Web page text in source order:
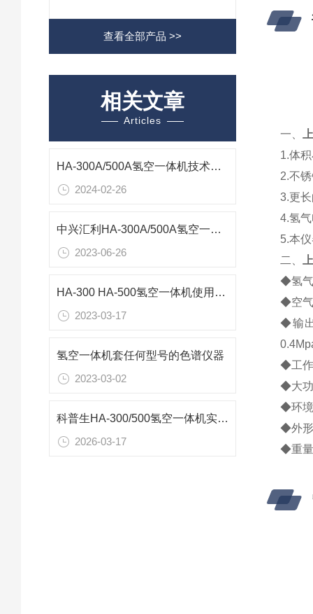
查看全部产品 >>
相关文章
Articles
HA-300A/500A氢空一体机技术参数产品特点
2024-02-26
中兴汇利HA-300A/500A氢空一体机技术参数
2023-06-26
HA-300 HA-500氢空一体机使用说明书
2023-03-17
氢空一体机套任何型号的色谱仪器
2023-03-02
科普生HA-300/500氢空一体机实验室方案
2026-03-17
一、
1.体
2.不
3.更
4.氢
5.本
二、
◆氢气
◆空气
◆输出
◆工作
◆大
◆环境
◆外形
◆重